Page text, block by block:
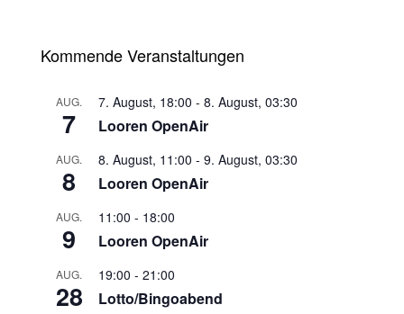
Kommende Veranstaltungen
AUG.
7
7. August, 18:00 - 8. August, 03:30
Looren OpenAir
AUG.
8
8. August, 11:00 - 9. August, 03:30
Looren OpenAir
AUG.
9
11:00 - 18:00
Looren OpenAir
AUG.
28
19:00 - 21:00
Lotto/Bingoabend